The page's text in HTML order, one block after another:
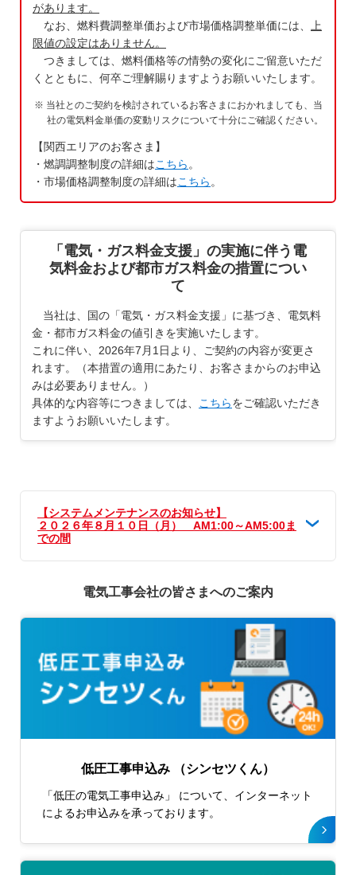
があります。
なお、燃料費調整単価および市場価格調整単価には、
上
限値の設定はありません。
つきましては、燃料価格等の情勢の変化にご留意いただ
くとともに、何卒ご理解賜りますようお願いいたします。
当社とのご契約を検討されているお客さまにおかれましても、当
社の電気料金単価の変動リスクについて十分にご確認ください。
【関西エリアのお客さま】
・燃調調整制度の詳細はこちら 。
・市場価格調整制度の詳細はこちら 。
「電気・ガス料金支援」の実施に伴う電
気料金および都市ガス料金の措置につい
て
当社は、国の「電気・ガス料金支援」に基づき、電気料
金・都市ガス料金の値引きを実施いたします。
これに伴い、2026年7月1日より、ご契約の内容が変更さ
れます。（本措置の適用にあたり、お客さまからのお申込
みは必要ありません。）
具体的な内容等につきましては、
こちらをご確認いただき
ますようお願いいたします。
【システムメンテナンスのお知らせ】
２０２６年８月１０日（月） AM1:00～AM5:00ま
での間
電気工事会社の皆さまへのご案内
低圧工事申込み （シンセツくん）
「低圧の電気工事申込み」 について、インターネット
によるお申込みを承っております。